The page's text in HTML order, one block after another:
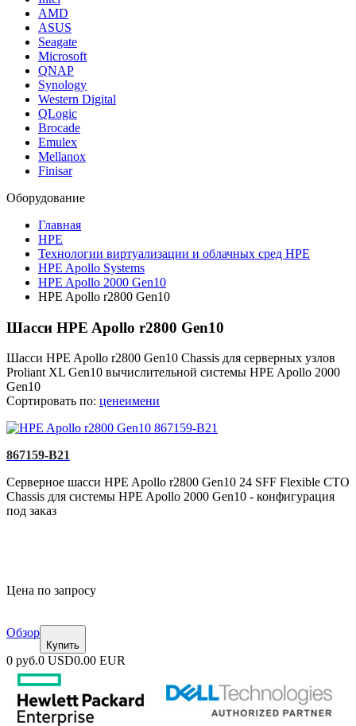
AMD
ASUS
Seagate
Microsoft
QNAP
Synology
Western Digital
QLogic
Brocade
Emulex
Mellanox
Finisar
Оборудование
Главная
HPE
Технологии виртуализации и облачных сред HPE
HPE Apollo Systems
HPE Apollo 2000 Gen10
HPE Apollo r2800 Gen10
Шасси HPE Apollo r2800 Gen10
Шасси HPE Apollo r2800 Gen10 Chassis для серверных узлов
Proliant XL Gen10 вычислительной системы HPE Apollo 2000
Gen10
Сортировать по: ценеимени
867159-B21
Серверное шасси HPE Apollo r2800 Gen10 24 SFF Flexible CTO
Chassis для системы HPE Apollo 2000 Gen10 - конфигурация
под заказ
Цена по запросу
Обзор
Купить
0 руб.0 USD0.00 EUR